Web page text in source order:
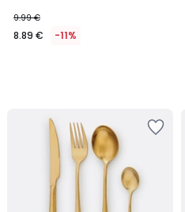
9.99 €
8.89 € -11%